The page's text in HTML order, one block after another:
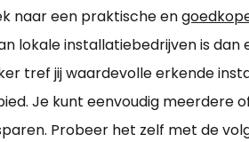
naar een praktische en
lokale installatiebedrijven is
tref jij waardevolle erkende
Je kunt eenvoudig meerdere
Probeer het zelf met de